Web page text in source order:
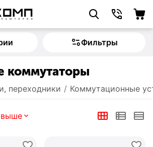
Фильтры
коммутаторы
переходники / Коммутационные
выше